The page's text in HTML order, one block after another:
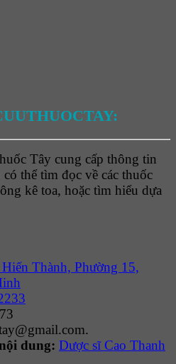
Tây cung cấp thông tin
thể tìm đọc về các thuốc
kê toa, hoặc tìm hiểu dựa
Thành, Phường 15,
dung: Dược sĩ Cao Thanh